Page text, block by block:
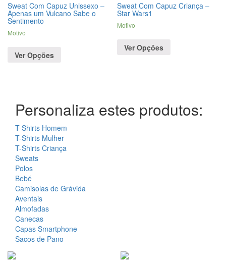
Sweat Com Capuz Unissexo –
Apenas um Vulcano Sabe o
Sentimento
Motivo
Ver Opções
Sweat Com Capuz Criança –
Star Wars1
Motivo
Ver Opções
Personaliza estes produtos:
T-Shirts Homem
T-Shirts Mulher
T-Shirts Criança
Sweats
Polos
Bebé
Camisolas de Grávida
Aventais
Almofadas
Canecas
Capas Smartphone
Sacos de Pano